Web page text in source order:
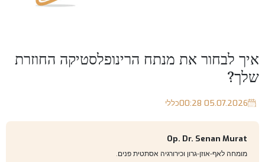
איך לבחור את מנתח הרינופלסטיקה החוזרת
שלך?
05.07.2026 00:28 כללי
Op. Dr. Senan Murat
מומחה לאף-אוזן-גרון וכירורגיה אסתטית פנים.